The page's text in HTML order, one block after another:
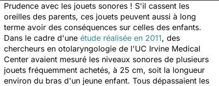
Prudence avec les jouets sonores ! S'il cassent les
oreilles des parents, ces jouets peuvent aussi à long
terme avoir des conséquences sur celles des enfants.
Dans le cadre d'une étude réalisée en 2011, des
chercheurs en otolaryngologie de l'UC Irvine Medical
Center avaient mesuré les niveaux sonores de plusieurs
jouets fréquemment achetés, à 25 cm, soit la longueur
environ du bras d'un jeune enfant. Tous dépassaient les